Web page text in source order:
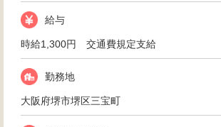
給与
時給1,300円 交通費規定支給
勤務地
大阪府堺市堺区三宝町